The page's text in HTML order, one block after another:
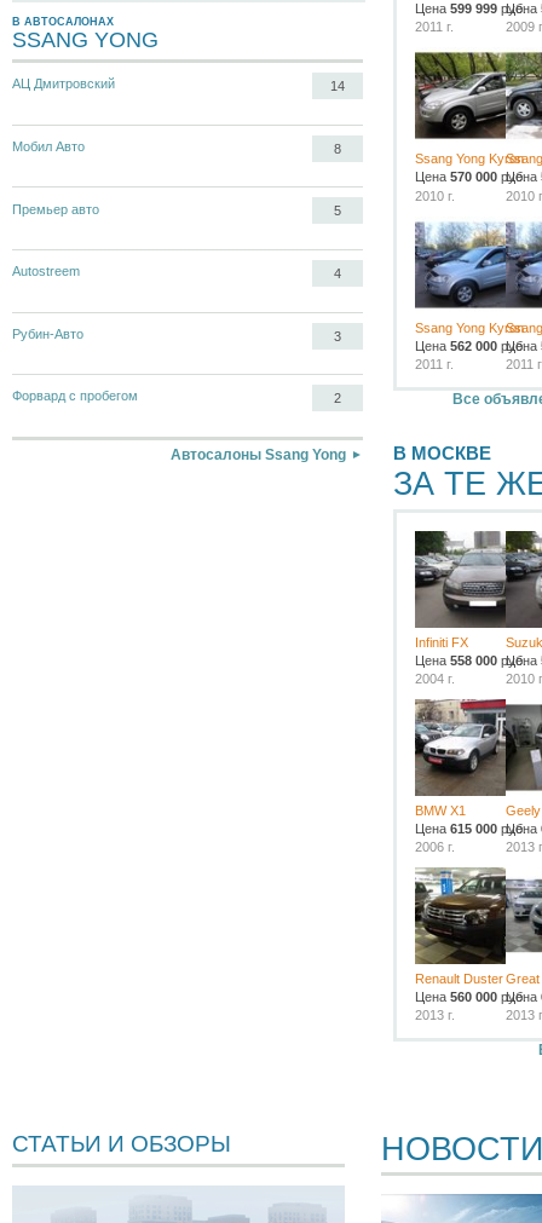
В АВТОСАЛОНАХ
SSANG YONG
АЦ Дмитровский 14
Мобил Авто 8
Премьер авто 5
Autostreem 4
Рубин-Авто 3
Форвард с пробегом 2
Автосалоны Ssang Yong
Цена 599 999 руб.
2011 г.
Цена
2009
Ssang Yong Kyron
Цена 570 000 руб.
2010 г.
Цена
2010
Ssang Yong Kyron
Цена 562 000 руб.
2011 г.
Цена
2011
Все
В МОСКВЕ
ЗА ТЕ
Infiniti FX
Цена 558 000 руб.
2004 г.
Цена
2010
BMW X1
Цена 615 000 руб.
2006 г.
Цена
2013
Renault Duster
Цена 560 000 руб.
2013 г.
Great
Цена
2013
СТАТЬИ И ОБЗОРЫ НОВОСТИ